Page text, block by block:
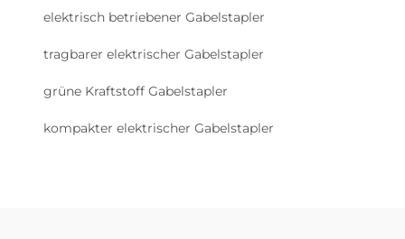
elektrisch betriebener Gabelstapler
tragbarer elektrischer Gabelstapler
grüne Kraftstoff Gabelstapler
kompakter elektrischer Gabelstapler